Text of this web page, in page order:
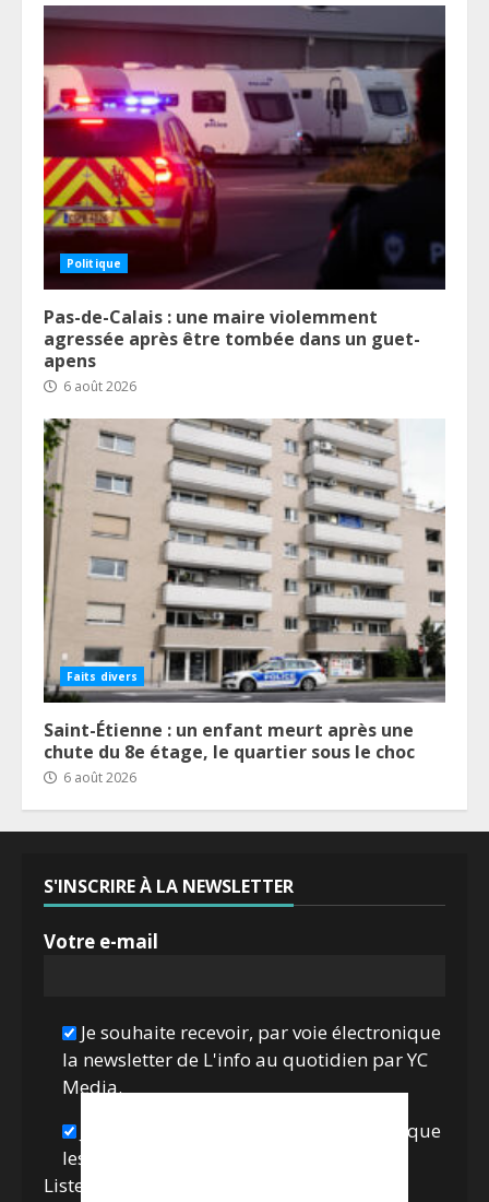
Politique
Pas-de-Calais : une maire violemment
agressée après être tombée dans un guet-
apens
6 août 2026
Faits divers
Saint-Étienne : un enfant meurt après une
chute du 8e étage, le quartier sous le choc
6 août 2026
S'INSCRIRE À LA NEWSLETTER
Votre e-mail
Je souhaite recevoir, par voie électronique
la newsletter de L'info au quotidien par YC
Media.
Je souhaite recevoir, par voie électronique
les offres des partenaires de YC Media
Liste des